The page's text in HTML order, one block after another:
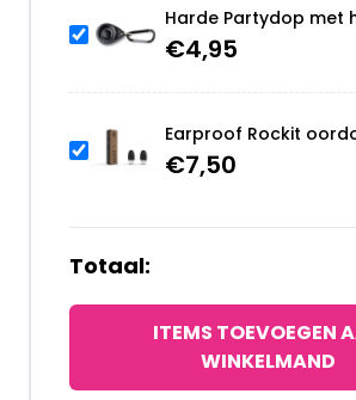
Harde Partydop met
€4,95
Earproof Rockit
€7,50
Totaal:
ITEMS TOEVOEGEN
WINKELMAND